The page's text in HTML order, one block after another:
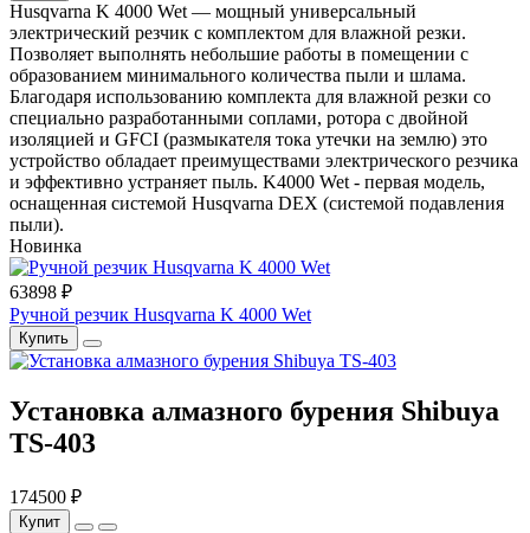
Husqvarna K 4000 Wet — мощный универсальный
электрический резчик с комплектом для влажной резки.
Позволяет выполнять небольшие работы в помещении с
образованием минимального количества пыли и шлама.
Благодаря использованию комплекта для влажной резки со
специально разработанными соплами, ротора с двойной
изоляцией и GFCI (размыкателя тока утечки на землю) это
устройство обладает преимуществами электрического резчика
и эффективно устраняет пыль. K4000 Wet - первая модель,
оснащенная системой Husqvarna DEX (системой подавления
пыли).
Новинка
63898 ₽
Ручной резчик Husqvarna K 4000 Wet
Купить
Установка алмазного бурения Shibuya
TS-403
174500 ₽
Купит